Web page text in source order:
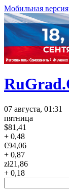
Мобильная версия
07 августа, 01:31
пятница
$81,41
+ 0,48
€94,06
+ 0,87
zł21,86
+ 0,18